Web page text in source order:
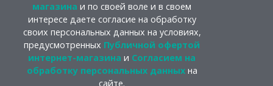
магазина и по своей воле и в своем
интересе даете согласие на обработку
своих персональных данных на условиях,
предусмотренных Публичной офертой
интернет-магазина и Согласием на
обработку персональных данныхна
сайте.